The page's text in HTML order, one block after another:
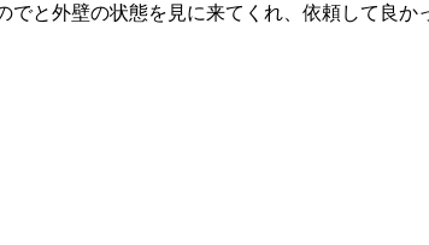
と外壁の状態を見に来てくれ、依頼して良か